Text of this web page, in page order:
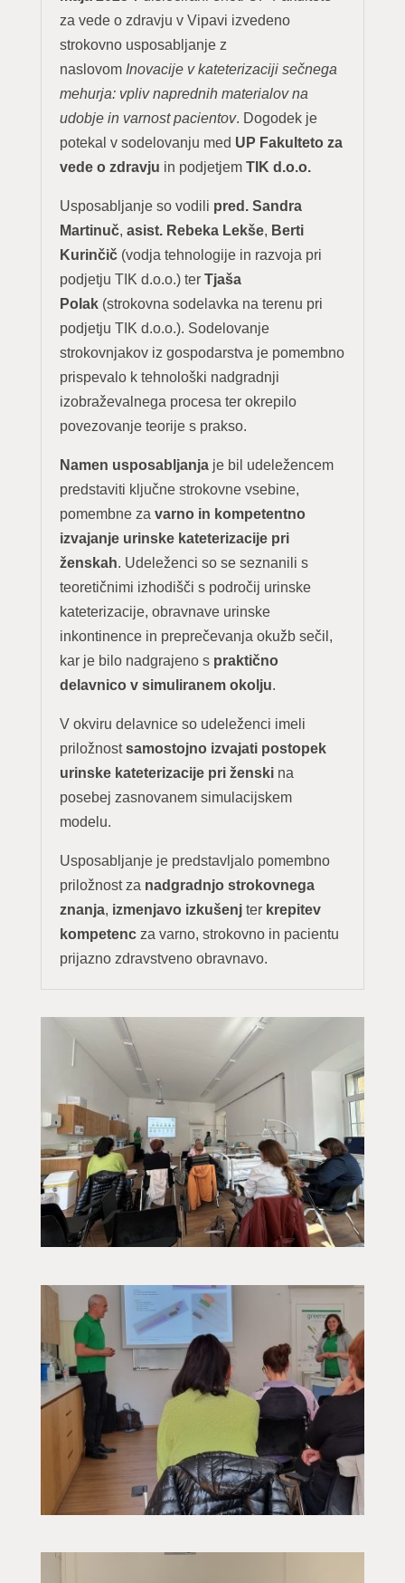
za vede o zdravju v Vipavi izvedeno
strokovno usposabljanje z
naslovom Inovacije v kateterizaciji sečnega
mehurja: vpliv naprednih materialov na
udobje in varnost pacientov. Dogodek je
potekal v sodelovanju med UP Fakulteto za
vede o zdravju in podjetjem TIK d.o.o.
Usposabljanje so vodili pred. Sandra
Martinuč, asist. Rebeka Lekše, Berti
Kurinčič (vodja tehnologije in razvoja pri
podjetju TIK d.o.o.) ter Tjaša
Polak (strokovna sodelavka na terenu pri
podjetju TIK d.o.o.). Sodelovanje
strokovnjakov iz gospodarstva je pomembno
prispevalo k tehnološki nadgradnji
izobraževalnega procesa ter okrepilo
povezovanje teorije s prakso.
Namen usposabljanja je bil udeležencem
predstaviti ključne strokovne vsebine,
pomembne za varno in kompetentno
izvajanje urinske kateterizacije pri
ženskah. Udeleženci so se seznanili s
teoretičnimi izhodišči s področij urinske
kateterizacije, obravnave urinske
inkontinence in preprečevanja okužb sečil,
kar je bilo nadgrajeno s praktično
delavnico v simuliranem okolju.
V okviru delavnice so udeleženci imeli
priložnost samostojno izvajati postopek
urinske kateterizacije pri ženski na
posebej zasnovanem simulacijskem
modelu.
Usposabljanje je predstavljalo pomembno
priložnost za nadgradnjo strokovnega
znanja, izmenjavo izkušenj ter krepitev
kompetenc za varno, strokovno in pacientu
prijazno zdravstveno obravnavo.